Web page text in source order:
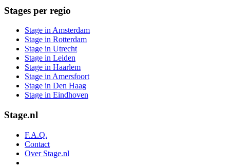
Stages per regio
Stage in Amsterdam
Stage in Rotterdam
Stage in Utrecht
Stage in Leiden
Stage in Haarlem
Stage in Amersfoort
Stage in Den Haag
Stage in Eindhoven
Stage.nl
F.A.Q.
Contact
Over Stage.nl